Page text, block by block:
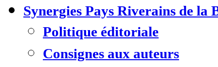
Synergies Pays Riverains de la
Politique éditoriale
Consignes aux auteurs